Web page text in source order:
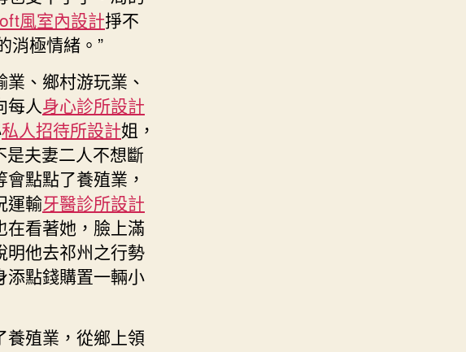
風室內設計掙不
消極情緒。”
、鄉村游玩業、
每人身心診所設計
私人招待所設計姐，
是夫妻二人不想斷
點點了養殖業，
運輸牙醫診所設計
在看著她，臉上滿
明他去祁州之行勢
添點錢購置一輛小
養殖業，從鄉上領